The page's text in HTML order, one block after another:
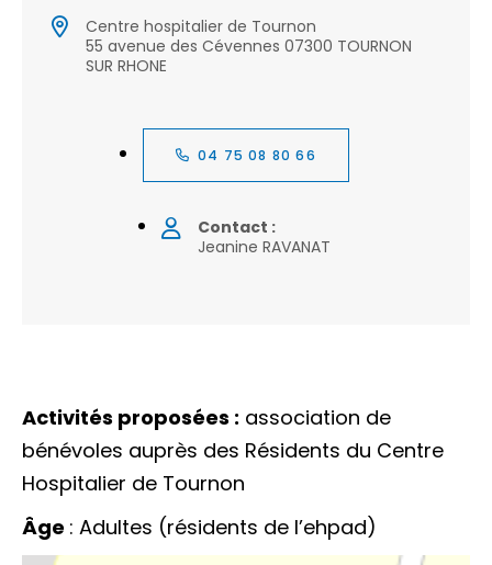
Centre hospitalier de Tournon
55 avenue des Cévennes 07300 TOURNON
SUR RHONE
04 75 08 80 66
Contact :
Jeanine RAVANAT
Activités proposées : association de
bénévoles auprès des Résidents du Centre
Hospitalier de Tournon
Âge : Adultes (résidents de l’ehpad)